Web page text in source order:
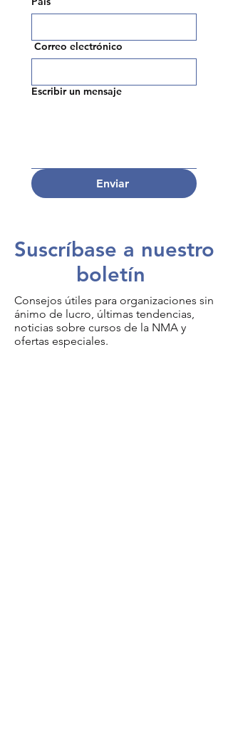
Correo electrónico
Escribir un mensaje
Enviar
Suscríbase a nuestro
boletín
Consejos útiles para organizaciones sin
ánimo de lucro, últimas tendencias,
noticias sobre cursos de la NMA y
ofertas especiales.